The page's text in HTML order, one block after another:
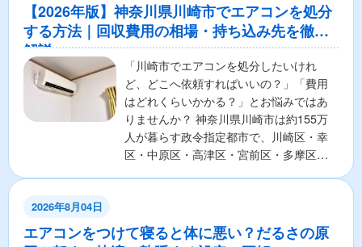
【2026年版】神奈川県川崎市でエアコンを処分
する方法｜回収費用の相場・持ち込み先を徹底
解説
「川崎市でエアコンを処分したいけれ
ど、どこへ依頼すればいいの？」「費用
はどれくらいかかる？」とお悩みではあ
りませんか？ 神奈川県川崎市は約155万
人が暮らす政令指定都市で、川崎区・幸
区・中原区・高津区・宮前区・多摩区・
2026年8月04日
エアコンをつけて寝ると体に悪い？だるさの原